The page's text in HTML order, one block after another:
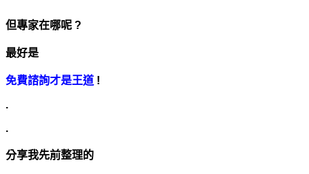
但專家在哪呢 ?
最好是
免費諮詢才是王道 !
.
.
分享我先前整理的